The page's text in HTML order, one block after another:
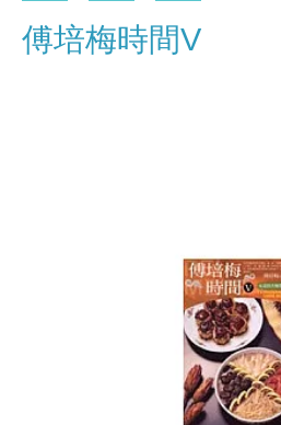
傅培梅時間V